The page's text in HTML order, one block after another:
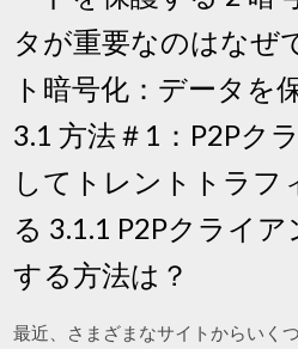
タが重要なのはなぜ
ト暗号化：データを
3.1 方法＃1：P2Pク
してトレントトラフ
る 3.1.1 P2Pクライ
する方法は？
最近、さまざまなサイトからいく